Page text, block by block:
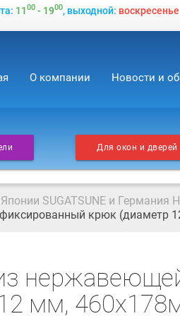
1100- 1900, выходной: воскресенье
О компании Новости и
Для окон и дверей
SUGATSUNE и Германия
крюк (диаметр
мм,